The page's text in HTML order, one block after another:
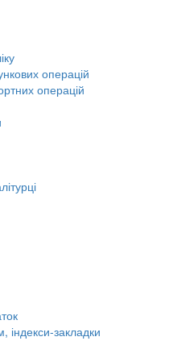
операцій
операцій
індекси-закладки